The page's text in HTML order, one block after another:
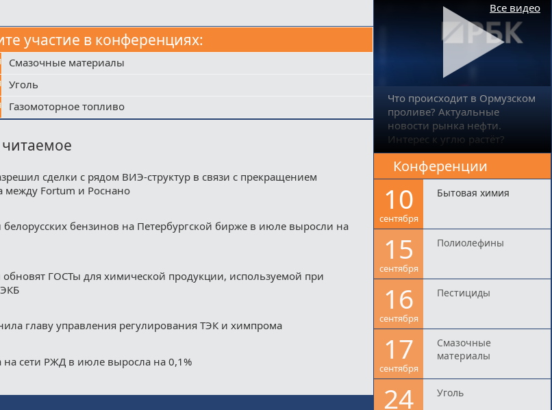
участие в конференциях:
Смазочные материалы
Уголь
Газомоторное топливо
сделки с рядом ВИЭ-структур в связи с прекращением
между Fortum и Роснано
бензинов на Петербургской бирже в июле выросли на
обновят ГОСТы для химической продукции, используемой при
главу управления регулирования ТЭК и химпрома
на сети РЖД в июле выросла на 0,1%
Что происходит в Ормузском
проливе? Актуальные
новости рынка нефти.
Интерес к углю растёт?
Все видео
Конференции
10
сентября
Бытовая химия
15
сентября
Полиолефины
16
сентября
Пестициды
17
сентября
Смазочные
материалы
24 Уголь